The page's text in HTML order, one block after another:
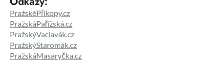
PražskéPříkopy.cz
PražskáPařížská.cz
PražskýVaclavák.cz
PražskýStaromák.cz
PražskáMasaryčka.cz